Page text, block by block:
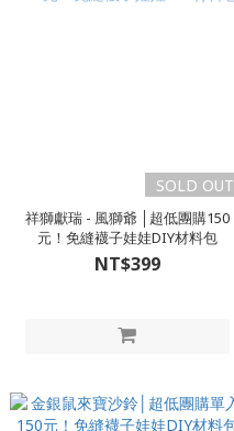
SOLD OUT
祥獅獻瑞 - 風獅爺 │超低團購150
元！免縫襪子娃娃DIY材料包
NT$399